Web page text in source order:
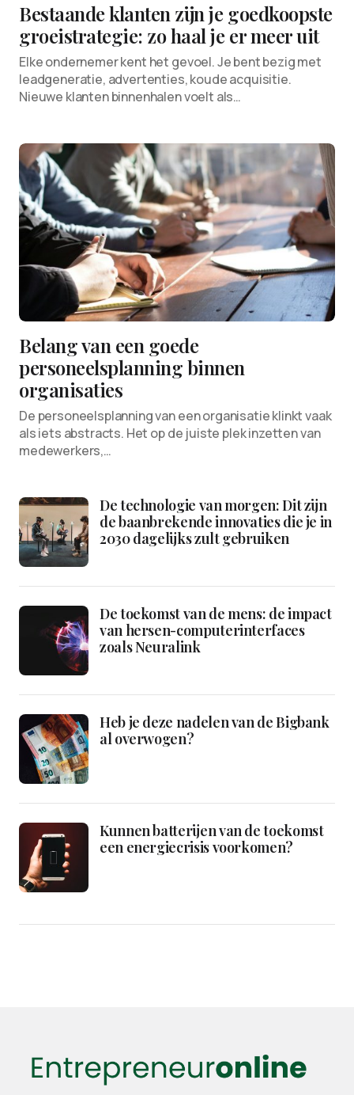
Bestaande klanten zijn je goedkoopste
groeistrategie: zo haal je er meer uit
Elke ondernemer kent het gevoel. Je bent bezig met
leadgeneratie, advertenties, koude acquisitie.
Nieuwe klanten binnenhalen voelt als…
Belang van een goede
personeelsplanning binnen
organisaties
De personeelsplanning van een organisatie klinkt vaak
als iets abstracts. Het op de juiste plek inzetten van
medewerkers,…
De technologie van morgen: Dit zijn
de baanbrekende innovaties die je in
2030 dagelijks zult gebruiken
De toekomst van de mens: de impact
van hersen-computerinterfaces
zoals Neuralink
Heb je deze nadelen van de Bigbank
al overwogen?
Kunnen batterijen van de toekomst
een energiecrisis voorkomen?